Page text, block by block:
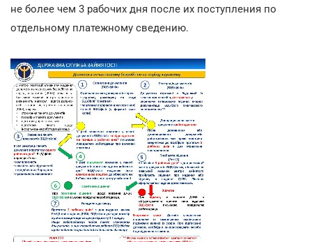
не более чем 3 рабочих дня после их поступления по
отдельному платежному сведению.